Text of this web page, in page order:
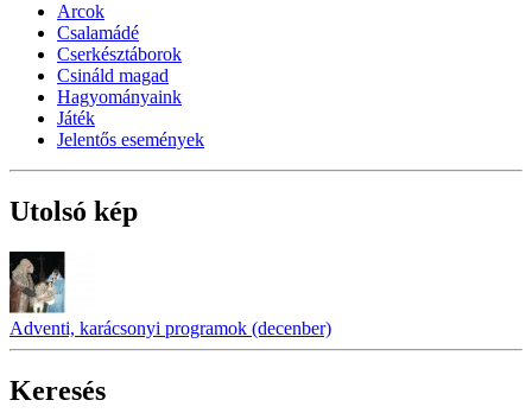
Arcok
Csalamádé
Cserkésztáborok
Csináld magad
Hagyományaink
Játék
Jelentős események
Utolsó kép
Adventi, karácsonyi programok (decenber)
Keresés